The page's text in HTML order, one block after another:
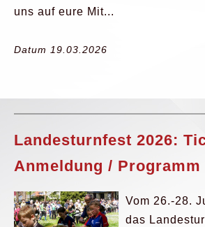
uns auf eure Mit...
Datum 19.03.2026
Landesturnfest 2026:
Anmeldung / Programm
Vom 26.-28.
das